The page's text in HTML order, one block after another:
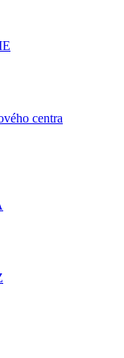
centra